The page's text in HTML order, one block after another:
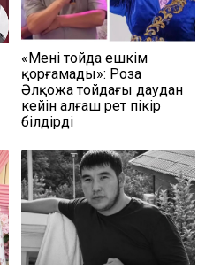
«Мені тойда ешкім
қорғамады»: Роза
Әлқожа тойдағы даудан
кейін алғаш рет пікір
білдірді